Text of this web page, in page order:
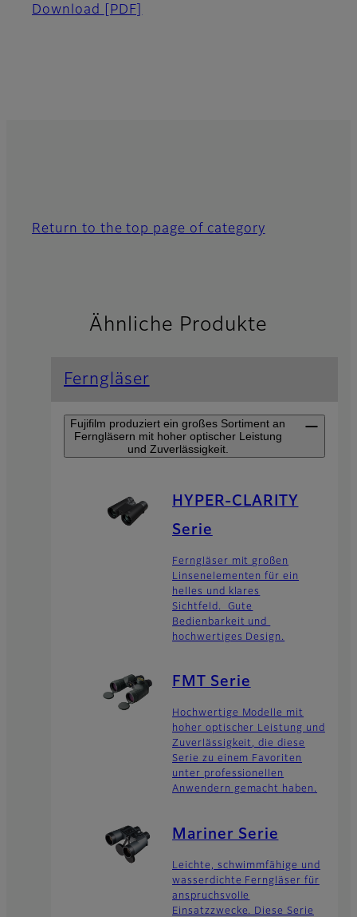
Download [PDF]
Return to the top page of category
Ähnliche Produkte
Ferngläser
Fujifilm produziert ein großes Sortiment an
Ferngläsern mit hoher optischer Leistung
und Zuverlässigkeit.
HYPER-CLARITY
Serie
Ferngläser mit großen
Linsenelementen für ein
helles und klares
Sichtfeld. Gute
Bedienbarkeit und
hochwertiges Design.
FMT Serie
Hochwertige Modelle mit
hoher optischer Leistung und
Zuverlässigkeit, die diese
Serie zu einem Favoriten
unter professionellen
Anwendern gemacht haben.
Mariner Serie
Leichte, schwimmfähige und
wasserdichte Ferngläser für
anspruchsvolle
Einsatzzwecke. Diese Serie